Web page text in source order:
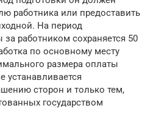
работника или предоставить
На период
работником сохраняется 50
по основному месту
размера оплаты
устанавливается
сторон и только тем,
государством